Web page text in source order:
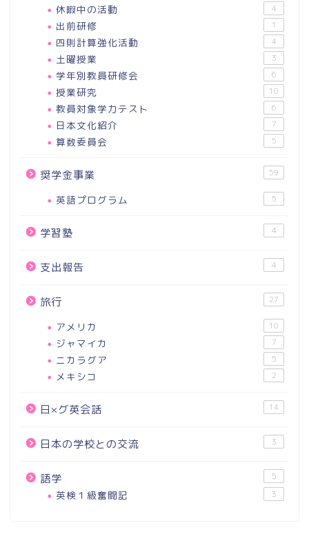
休暇中の活動 4
出前研修 1
四則計算強化活動 4
土曜授業 3
学年別教員研修会 6
授業研究 10
教員対象学力テスト 6
日本文化紹介 7
算数委員会 5
奨学金事業 59
英語プログラム 5
学習塾 4
支出報告 4
旅行 27
アメリカ 10
ジャマイカ 7
ニカラグア 5
メキシコ 2
日×グ英会話 14
日本の学校との交流 3
語学 5
英検１級奮闘記 3